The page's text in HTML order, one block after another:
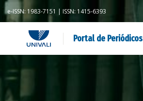
e-ISSN: 1983-7151 | ISSN: 1415-6393
Portal de Periódicos